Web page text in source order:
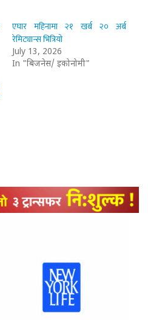
एघार महिनामा २१ खर्ब २० अर्ब
रेमिट्यान्स भित्रियो
July 13, 2026
In "बिजनेस/ इकोनोमी"